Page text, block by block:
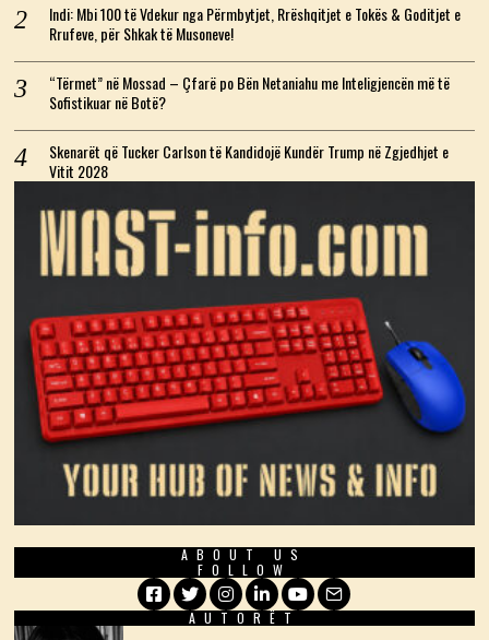
Indi: Mbi 100 të Vdekur nga Përmbytjet, Rrëshqitjet e Tokës & Goditjet e
Rrufeve, për Shkak të Musoneve!
“Tërmet” në Mossad – Çfarë po Bën Netaniahu me Inteligjencën më të
Sofistikuar në Botë?
Skenarët që Tucker Carlson të Kandidojë Kundër Trump në Zgjedhjet e
Vitit 2028
ABOUT US
FOLLOW
Facebook
TwitterInstagram
LinkedIn
YouTube
Email
AUTORËT